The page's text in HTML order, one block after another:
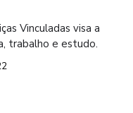
Vinculadas visa a
trabalho e estudo.